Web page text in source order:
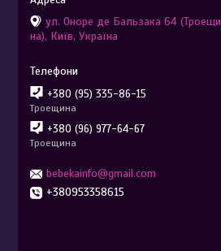
ул. Оноре де Бальзака 64 (Троещи
на), Київ, Україна
+380 (95) 335-86-15
Троещина
+380 (96) 977-64-67
Троещина
bebekainfo@gmail.com
+380953358615